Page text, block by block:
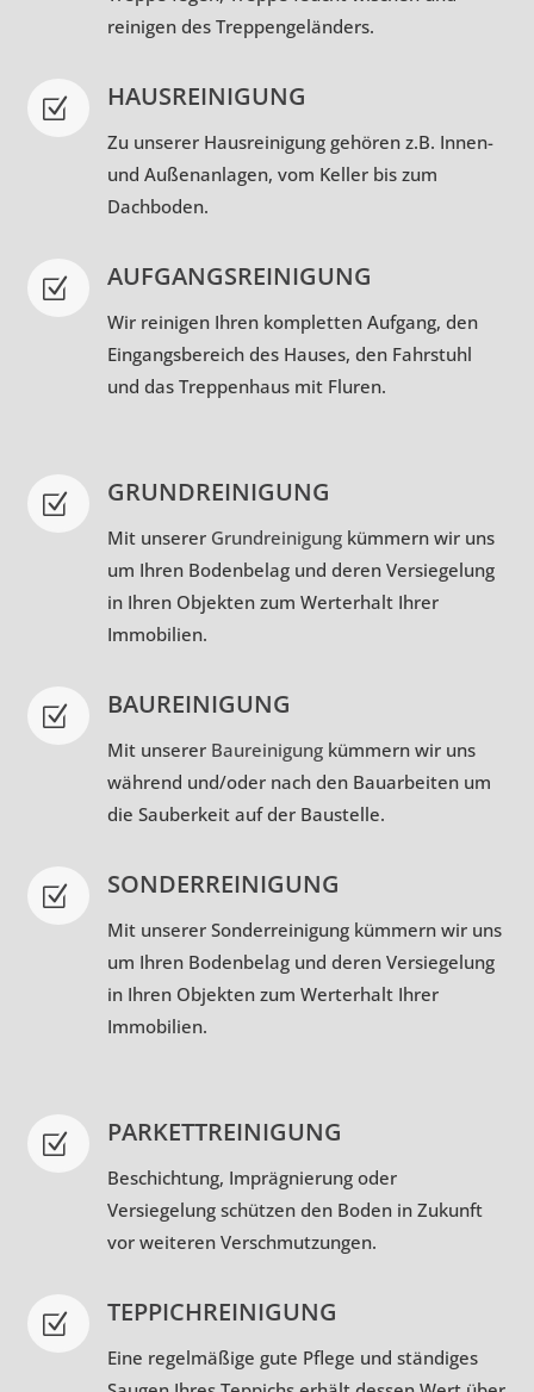
reinigen des Treppengeländers.
Z HAUSREINIGUNG
Zu unserer Hausreinigung gehören z.B. Innen-
und Außenanlagen, vom Keller bis zum
Dachboden.
Z AUFGANGSREINIGUNG
Wir reinigen Ihren kompletten Aufgang, den
Eingangsbereich des Hauses, den Fahrstuhl
und das Treppenhaus mit Fluren.
Z GRUNDREINIGUNG
Mit unserer Grundreinigungkümmern wir uns
um Ihren Bodenbelag und deren Versiegelung
in Ihren Objekten zum Werterhalt Ihrer
Immobilien.
Z BAUREINIGUNG
Mit unserer Baureinigungkümmern wir uns
während und/oder nach den Bauarbeiten um
die Sauberkeit auf der Baustelle.
Z SONDERREINIGUNG
Mit unserer Sonderreinigung kümmern wir uns
um Ihren Bodenbelag und deren Versiegelung
in Ihren Objekten zum Werterhalt Ihrer
Immobilien.
Z PARKETTREINIGUNG
Beschichtung, Imprägnierung oder
Versiegelung schützen den Boden in Zukunft
vor weiteren Verschmutzungen.
Z TEPPICHREINIGUNG
Eine regelmäßige gute Pflege und ständiges